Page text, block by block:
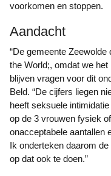
voorkomen en stoppen.
Aandacht
“De gemeente Zeewolde doet al enkele jaren mee aan ‘Orange
the World;, omdat we
blijven vragen voor dit
Beld. “De cijfers liegen
heeft seksuele
op de 3 vrouwen fysiek
onacceptabele aantallen
Ik onderteken daarom
op dat ook te doen.”